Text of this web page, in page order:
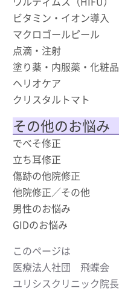
ビタミン・イオン導入
マクロゴールピール
点滴・注射
塗り薬・内服薬・化粧品
ヘリオケア
クリスタルトマト
その他のお悩み
でべそ修正
立ち耳修正
傷跡の他院修正
他院修正／その他
男性のお悩み
GIDのお悩み
このページは
医療法人社団 飛蝶会
ユリシスクリニック院長